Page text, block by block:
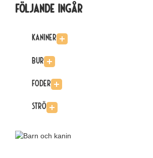
Följande ingår
Kaniner
Bur
Foder
Strö